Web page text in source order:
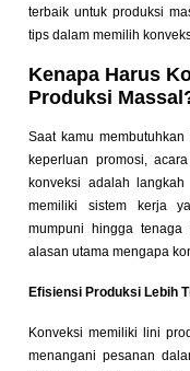
terbaik untuk produksi
tips dalam memilih
Kenapa Harus
Produksi
Saat kamu
keperluan promosi,
konveksi adalah
memiliki sistem kerja
mumpuni hingga tenaga
alasan utama mengapa
Efisiensi Produksi Lebih
Konveksi memiliki lini
menangani pesanan